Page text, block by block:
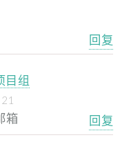
回复
目组
箱 回复